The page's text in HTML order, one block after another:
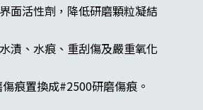
面活性劑，降低研磨顆粒凝結
漬、水痕、重刮傷及嚴重氧化
痕置換成#2500研磨傷痕。